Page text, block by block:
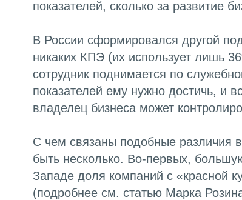
показателей, сколько за развитие
В России сформировался другой
никаких КПЭ (их использует лишь
сотрудник поднимается по
показателей ему нужно достичь, и
владелец бизнеса может
С чем связаны подобные различия
быть несколько. Во-первых,
Западе доля компаний с «красной
(подробнее см. статью Марка